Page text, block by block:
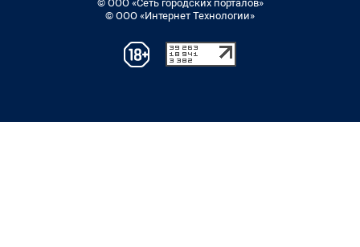
© ООО «Сеть городских порталов»
© ООО «Интернет Технологии»